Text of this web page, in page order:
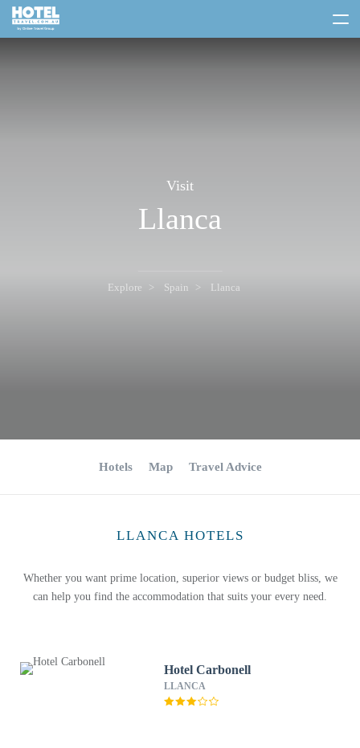
Visit
Llanca
Explore Spain Llanca
Hotels Map Travel Advice
LLANCA HOTELS
Whether you want prime location, superior views or budget bliss, we
can help you find the accommodation that suits your every need.
Hotel Carbonell
LLANCA